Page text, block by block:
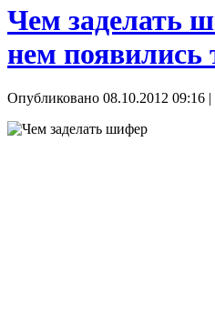
Чем заделать
нем
Опубликовано 08.10.2012 09:16